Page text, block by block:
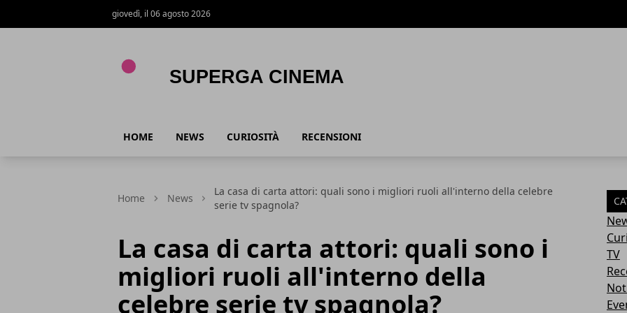
giovedì, il 06 agosto 2026
HOME NEWS CURIOSITÀ RECENSIONI
Home News
La casa di carta attori: quali sono i migliori ruoli all'interno della celebre
serie tv spagnola?
La casa di carta attori: quali sono i
migliori ruoli all'interno della
celebre serie tv spagnola?
TV